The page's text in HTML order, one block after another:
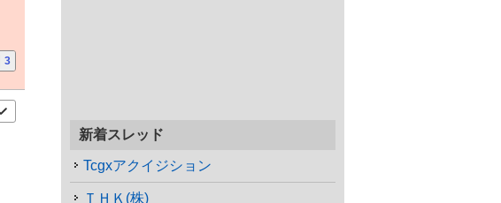
3
新着スレッド
Tcgxアクイジション
ＴＨＫ(株)